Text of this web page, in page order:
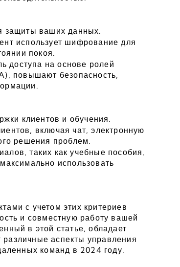
защиты ваших данных.
использует шифрование для
покоя.
доступа на основе ролей
повышают безопасность,
клиентов и обучения.
включая чат, электронную
решения проблем.
таких как учебные пособия,
использовать
с учетом этих критериев
и совместную работу вашей
в этой статье, обладает
аспекты управления
команд в 2024 году.